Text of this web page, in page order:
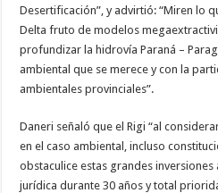
Desertificación”, y advirtió: “Miren lo
Delta fruto de modelos
profundizar la hidrovía Paraná –
ambiental que se merece y con la
ambientales provinciales”.
Daneri señaló que el Rigi “al
en el caso ambiental, incluso
obstaculice estas grandes
jurídica durante 30 años y total